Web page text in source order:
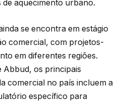
de aquecimento urbano.
se encontra em estágio
comercial, com projetos-
em diferentes regiões.
Abbud, os principais
comercial no país incluem a
específico para